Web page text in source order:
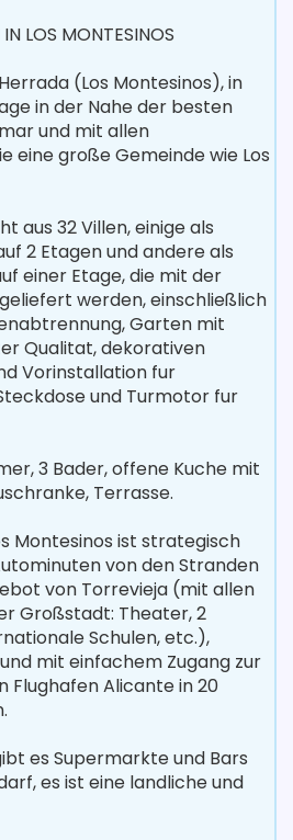
LOS MONTESINOS
(Los Montesinos), in
in der Nahe der besten
und mit allen
eine große Gemeinde wie Los
aus 32 Villen, einige als
2 Etagen und andere als
einer Etage, die mit der
werden, einschließlich
Garten mit
Qualitat, dekorativen
Vorinstallation fur
und Turmotor fur
3 Bader, offene Kuche mit
Terrasse.
Montesinos ist strategisch
von den Stranden
von Torrevieja (mit allen
Großstadt: Theater, 2
Schulen, etc.),
mit einfachem Zugang zur
Flughafen Alicante in 20
es Supermarkte und Bars
es ist eine landliche und